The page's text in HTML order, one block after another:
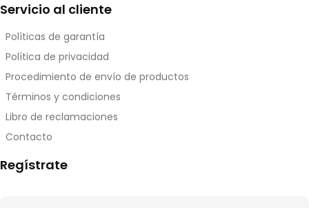
Servicio al cliente
Políticas de garantía
Política de privacidad
Procedimiento de envío de productos
Términos y condiciones
Libro de reclamaciones
Contacto
Regístrate